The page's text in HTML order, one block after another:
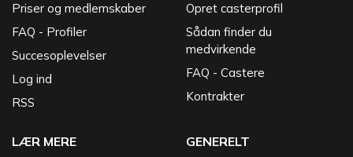
Priser og medlemskaber
FAQ - Profiler
Succesoplevelser
Log ind
RSS
Opret casterprofil
Sådan finder du
medvirkende
FAQ - Castere
Kontrakter
LÆR MERE GENERELT